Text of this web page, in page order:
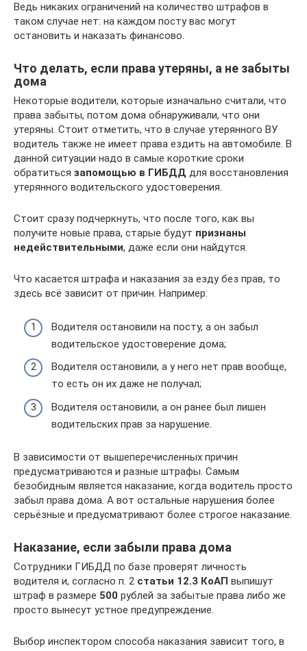
Ведь никаких ограничений на количество штрафов в
таком случае нет: на каждом посту вас могут
остановить и наказать финансово.
Что делать, если права утеряны, а не забыты
дома
Некоторые водители, которые изначально считали, что
права забыты, потом дома обнаруживали, что они
утеряны. Стоит отметить, что в случае утерянного ВУ
водитель также не имеет права ездить на автомобиле. В
данной ситуации надо в самые короткие сроки
обратиться запомощью в ГИБДД для восстановления
утерянного водительского удостоверения.
Стоит сразу подчеркнуть, что после того, как вы
получите новые права, старые будут признаны
недействительными, даже если они найдутся.
Что касается штрафа и наказания за езду без прав, то
здесь всё зависит от причин. Например:
Водителя остановили на посту, а он забыл
водительское удостоверение дома;
Водителя остановили, а у него нет прав вообще,
то есть он их даже не получал;
Водителя остановили, а он ранее был лишен
водительских прав за нарушение.
В зависимости от вышеперечисленных причин
предусматриваются и разные штрафы. Самым
безобидным является наказание, когда водитель просто
забыл права дома. А вот остальные нарушения более
серьёзные и предусматривают более строгое наказание.
Наказание, если забыли права дома
Сотрудники ГИБДД по базе проверят личность
водителя и, согласно п. 2 статьи 12.3 КоАП выпишут
штраф в размере 500 рублей за забытые права либо же
просто вынесут устное предупреждение.
Выбор инспектором способа наказания зависит того, в